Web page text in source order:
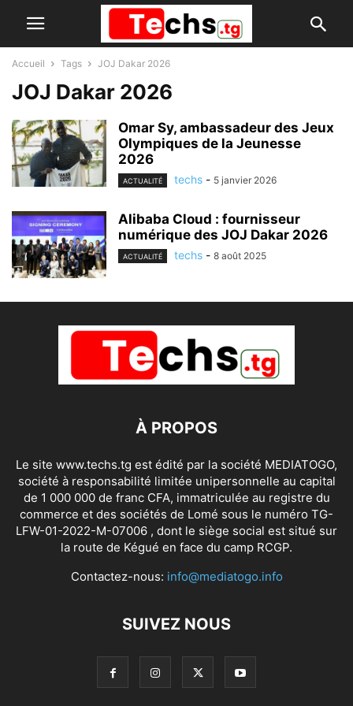
Accueil Tags JOJ Dakar 2026
JOJ Dakar 2026
Omar Sy, ambassadeur des Jeux
Olympiques de la Jeunesse
2026
ACTUALITÉ techs - 5 janvier 2026
Alibaba Cloud : fournisseur
numérique des JOJ Dakar 2026
ACTUALITÉ techs - 8 août 2025
À PROPOS
Le site www.techs.tg est édité par la société MEDIATOGO,
société à responsabilité limitée unipersonnelle au capital
de 1 000 000 de franc CFA, immatriculée au registre du
commerce et des sociétés de Lomé sous le numéro TG-
LFW-01-2022-M-07006 , dont le siège social est situé sur
la route de Kégué en face du camp RCGP.
Contactez-nous: info@mediatogo.info
SUIVEZ NOUS